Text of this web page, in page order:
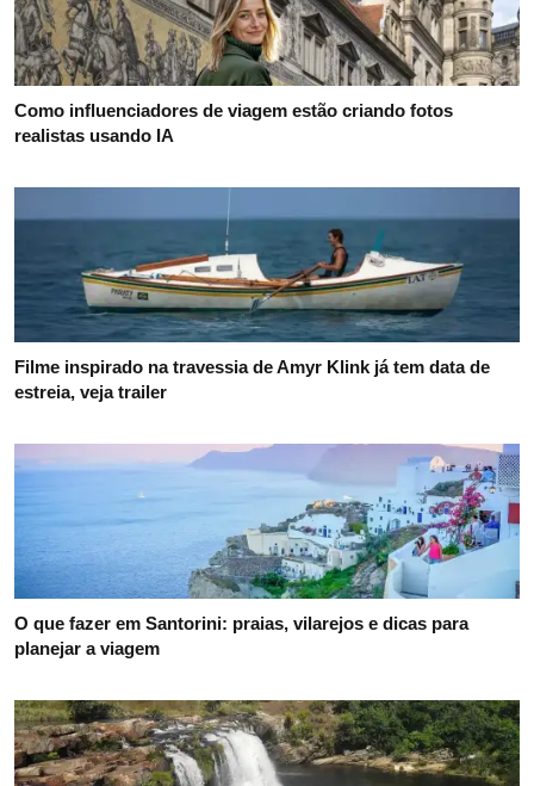
Como influenciadores de viagem estão criando fotos
realistas usando IA
Filme inspirado na travessia de Amyr Klink já tem data de
estreia, veja trailer
O que fazer em Santorini: praias, vilarejos e dicas para
planejar a viagem